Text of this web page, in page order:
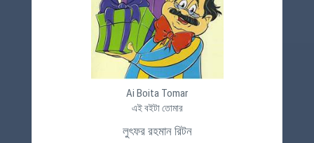
Ai Boita Tomar
এই বইটা তোমার
লুৎফর রহমান রিটন